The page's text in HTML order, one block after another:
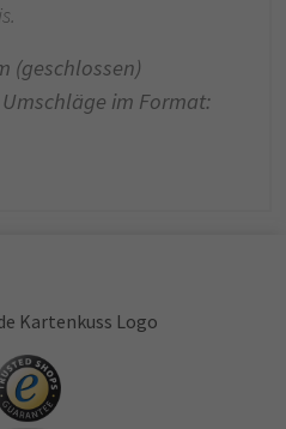
(geschlossen)
im Format: